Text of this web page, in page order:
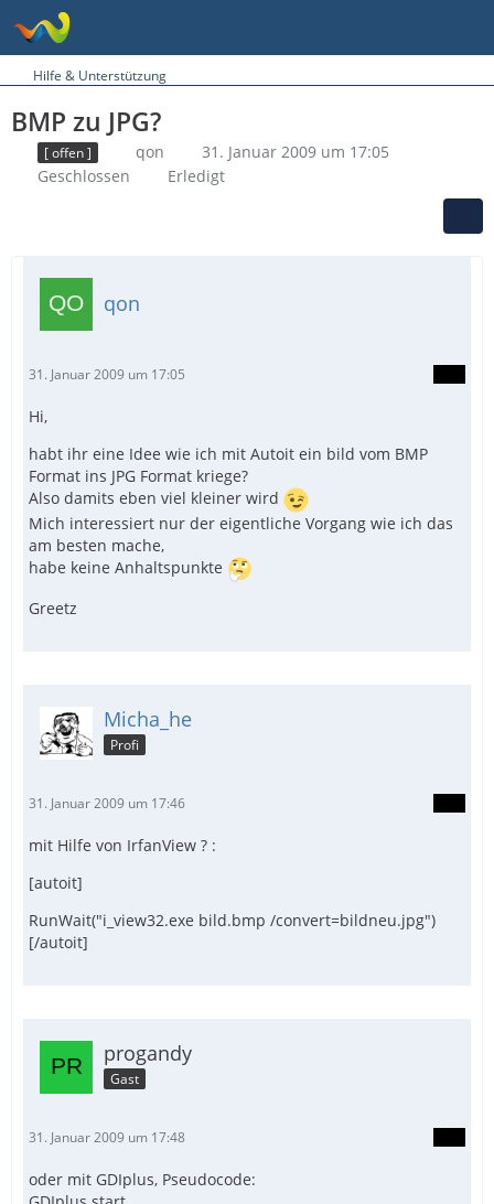
Hilfe & Unterstützung
BMP zu JPG?
[ offen ] qon
31. Januar 2009 um 17:05
Geschlossen
Erledigt
qon
31. Januar 2009 um 17:05
Hi,
habt ihr eine Idee wie ich mit Autoit ein bild vom BMP
Format ins JPG Format kriege?
Also damits eben viel kleiner wird
Mich interessiert nur der eigentliche Vorgang wie ich das
am besten mache,
habe keine Anhaltspunkte
Greetz
Micha_he
Profi
31. Januar 2009 um 17:46
mit Hilfe von IrfanView ? :
[autoit]
RunWait("i_view32.exe bild.bmp /convert=bildneu.jpg")
[/autoit]
progandy
Gast
31. Januar 2009 um 17:48
oder mit GDIplus, Pseudocode: